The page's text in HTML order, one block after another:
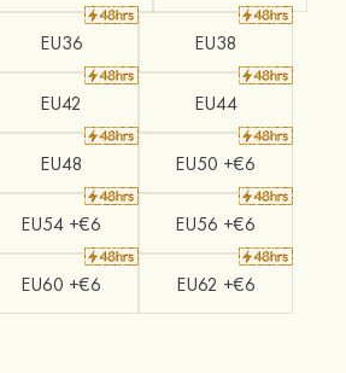
EU36 EU38
EU42 EU44
EU48 EU50 +€6
EU54 +€6 EU56 +€6
EU60 +€6 EU62 +€6